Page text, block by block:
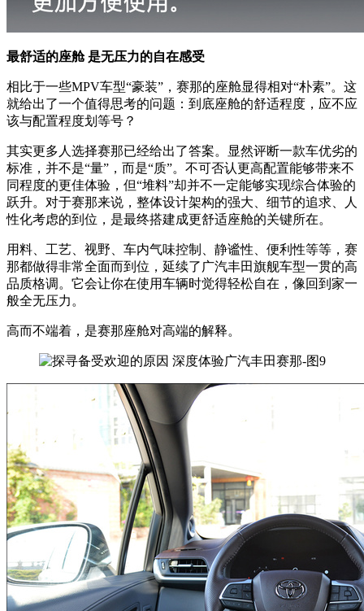
最舒适的座舱 是无压力的自在感受
相比于一些MPV车型“豪装”，赛那的座舱显得相对“朴素”。这
就给出了一个值得思考的问题：到底座舱的舒适程度，应不应
该与配置程度划等号？
其实更多人选择赛那已经给出了答案。显然评断一款车优劣的
标准，并不是“量”，而是“质”。不可否认更高配置能够带来不
同程度的更佳体验，但“堆料”却并不一定能够实现综合体验的
跃升。对于赛那来说，整体设计架构的强大、细节的追求、人
性化考虑的到位，是最终搭建成更舒适座舱的关键所在。
用料、工艺、视野、车内气味控制、静谧性、便利性等等，赛
那都做得非常全面而到位，延续了广汽丰田旗舰车型一贯的高
品质格调。它会让你在使用车辆时觉得轻松自在，像回到家一
般全无压力。
高而不端着，是赛那座舱对高端的解释。